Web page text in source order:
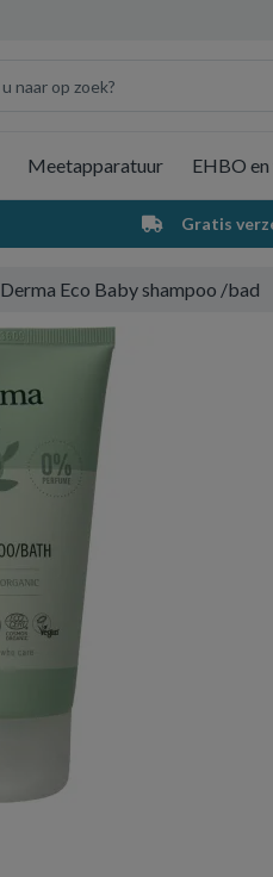
Meetapparatuur EHBO
Gratis
Derma Eco Baby shampoo /bad